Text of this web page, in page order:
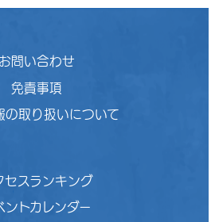
お問い合わせ
免責事項
の取り扱いについて
セスランキング
ントカレンダー